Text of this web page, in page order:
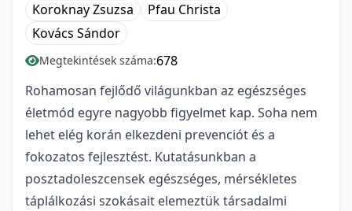
Koroknay Zsuzsa
Pfau Christa
Kovács Sándor
Megtekintések száma:678
Rohamosan fejlődő világunkban az egészséges
életmód egyre nagyobb figyelmet kap. Soha nem
lehet elég korán elkezdeni prevenciót és a
fokozatos fejlesztést. Kutatásunkban a
posztadoleszcensek egészséges, mérsékletes
táplálkozási szokásait elemeztük társadalmi